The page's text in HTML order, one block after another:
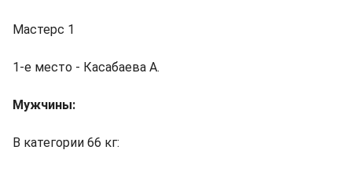
Мастерс 1
1-е место - Касабаева А.
Мужчины:
В категории 66 кг: